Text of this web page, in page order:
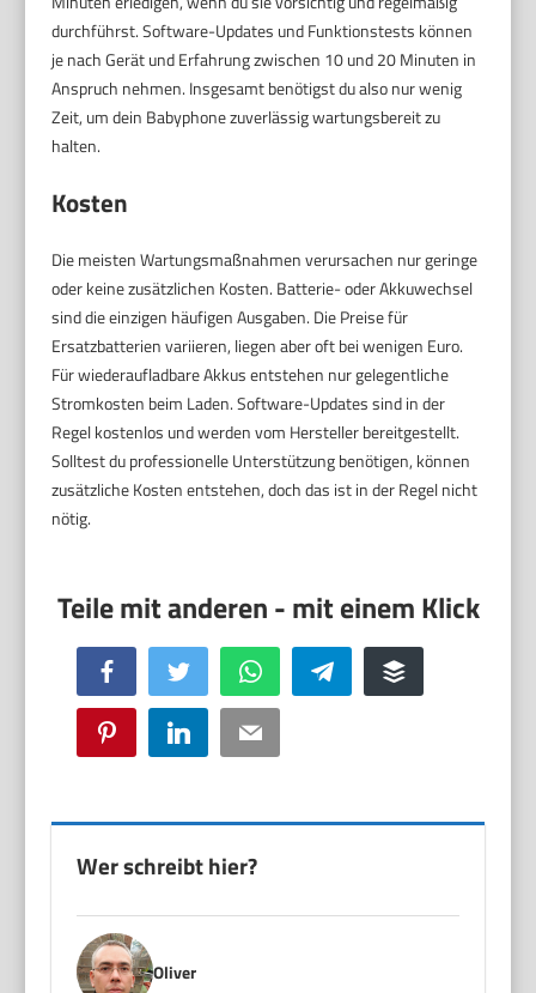
durchführst. Software-Updates und Funktionstests können
je nach Gerät und Erfahrung zwischen 10 und 20 Minuten in
Anspruch nehmen. Insgesamt benötigst du also nur wenig
Zeit, um dein Babyphone zuverlässig wartungsbereit zu
halten.
Kosten
Die meisten Wartungsmaßnahmen verursachen nur geringe
oder keine zusätzlichen Kosten. Batterie- oder Akkuwechsel
sind die einzigen häufigen Ausgaben. Die Preise für
Ersatzbatterien variieren, liegen aber oft bei wenigen Euro.
Für wiederaufladbare Akkus entstehen nur gelegentliche
Stromkosten beim Laden. Software-Updates sind in der
Regel kostenlos und werden vom Hersteller bereitgestellt.
Solltest du professionelle Unterstützung benötigen, können
zusätzliche Kosten entstehen, doch das ist in der Regel nicht
nötig.
Facebook Twitter WhatsApp Telegram Buffer
Pinterest LinkedIn Email
Wer schreibt hier?
Oliver